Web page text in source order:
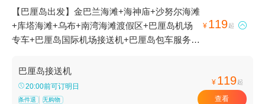
【巴厘岛出发】金巴兰海滩+海神庙+沙努尔海滩
+库塔海滩+乌布+南湾海滩渡假区+巴厘岛机场
专车+巴厘岛国际机场接送机+巴厘岛包车服务
店+库塔洋人街+水明漾 - SEMINYAK1日游
¥ 119起 
巴厘岛接送机
20:00前可订明日
条件退 无购物
¥ 119起
查看